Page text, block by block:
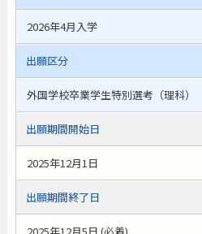
2026年4月入学
出願区分
外国学校卒業学生特別選考（理科）
出願期間開始日
2025年12月1日
出願期間終了日